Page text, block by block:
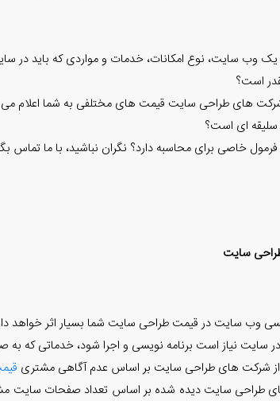
یک وب سایت، نوع امکانات، خدمات و مواردی که باید در
است؟
شرکت های طراحی سایت قیمت های مختلفی به شما اعلام
ای است؟
خاصی برای محاسبه دارد؟ نگران نباشید، با ما تماس
طراحی سایت
وب سایت در قیمت طراحی سایت شما بسیار اثر خواهد
در سایت نیاز است برنامه نویسی و اجرا شود، خدماتی که
شرکت های طراحی سایت بر اساس عدم آگاهی مشتری
طراحی سایت دیده شده بر اساس تعداد صفحات سایت